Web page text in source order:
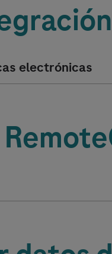
electrónicas